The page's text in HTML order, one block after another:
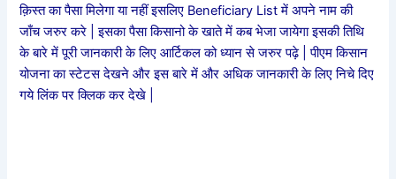
क़िस्त का पैसा मिलेगा या नहीं इसलिए Beneficiary List में अपने नाम की
जाँच जरुर करे | इसका पैसा किसानो के खाते में कब भेजा जायेगा इसकी तिथि
के बारे में पूरी जानकारी के लिए आर्टिकल को ध्यान से जरुर पढ़े | पीएम किसान
योजना का स्टेटस देखने और इस बारे में और अधिक जानकारी के लिए निचे दिए
गये लिंक पर क्लिक कर देखे |